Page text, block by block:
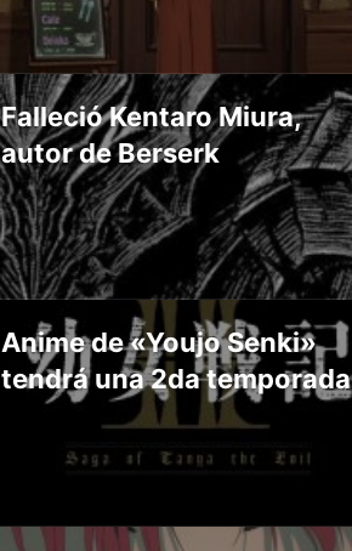
Falleció Kentaro Miura,
autor de Berserk
Anime de «Youjo Senki»
tendrá una 2da temporada